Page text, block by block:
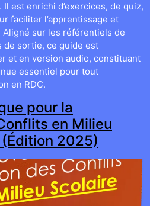
est enrichi d’exercices, de quiz,
faciliter l’apprentissage et
Aligné sur les référentiels de
de sortie, ce guide est
et en version audio, constituant
essentiel pour tout
en RDC.
pour la
en Milieu
(Édition 2025)